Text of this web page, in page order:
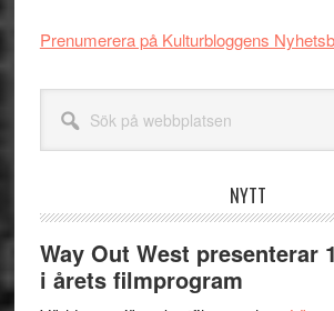
Prenumerera på Kulturbloggens
webbplatsen
NYTT
Way Out West presenterar
i årets filmprogram